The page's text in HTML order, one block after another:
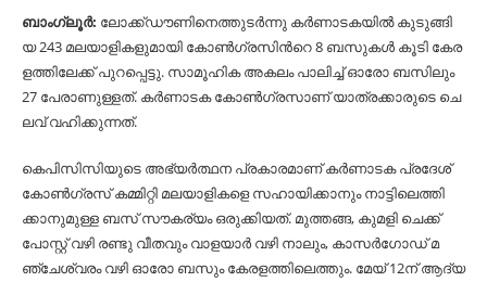
ബാംഗ്ലൂർ: ലോ​ക്ക്ഡൗ​ണി​നെ​ത്തു​ട​ർ​ന്നു ക​ർ​ണാ​ട​ക​യി​ൽ കു​ടു​ങ്ങി​
യ 243 മ​ല​യാ​ളി​ക​ളു​മാ​യി കോ​ൺ​ഗ്ര​സി​ന്‍റെ 8 ബ​സു​ക​ൾ കൂ​ടി കേ​ര​
ള​ത്തി​ലേ​ക്ക് പു​റ​പ്പെ​ട്ടു. സാ​മൂ​ഹി​ക അ​ക​ലം പാ​ലി​ച്ച് ഓ​രോ ബ​സി​ലും
27 പേ​രാ​ണു​ള്ള​ത്. ക​ർ​ണാ​ട​ക കോ​ൺ​ഗ്ര​സാ​ണ് യാ​ത്ര​ക്കാ​രു​ടെ ചെ​
ല​വ് വ​ഹി​ക്കു​ന്ന​ത്.
കെ​പി​സി​സി​യു​ടെ അ​ഭ്യ​ർ​ത്ഥ​ന പ്ര​കാ​ര​മാ​ണ് ക​ർ​ണാ​ട​ക പ്ര​ദേ​ശ്
കോ​ൺ​ഗ്ര​സ് ക​മ്മി​റ്റി​ മ​ല​യാ​ളി​ക​ളെ സ​ഹാ​യി​ക്കാ​നും നാ​ട്ടി​ലെ​ത്തി​
ക്കാ​നു​മു​ള്ള ബ​സ്‌ സൗ​ക​ര്യം ഒ​രു​ക്കി​യ​ത്. മു​ത്ത​ങ്ങ, കു​മ​ളി ചെ​ക്ക്
പോ​സ്റ്റ് വ​ഴി ര​ണ്ടു വീ​ത​വും വാ​ള​യാ​ര്‍ വ​ഴി നാ​ലും, കാ​സ​ര്‍​ഗോ​ഡ് മ​
ഞ്ചേ​ശ്വ​രം വ​ഴി ഓ​രോ ബ​സും കേ​ര​ള​ത്തി​ലെ​ത്തും. മേ​യ് 12ന് ​ആ​ദ്യ